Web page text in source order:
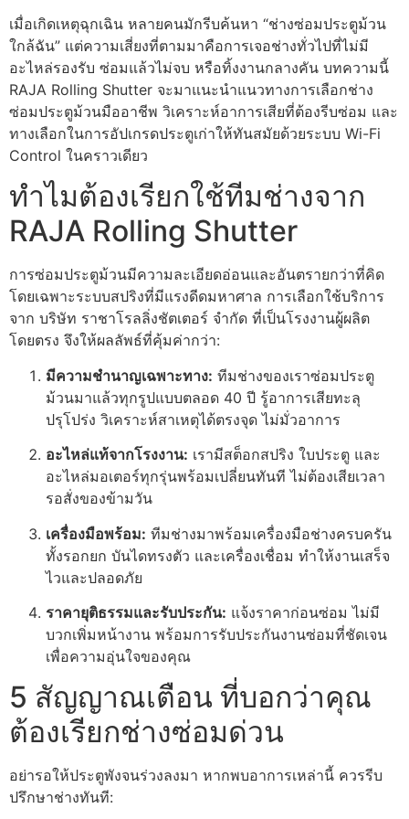
เมื่อเกิดเหตุฉุกเฉิน หลายคนมักรีบค้นหา “ช่างซ่อมประตูม้วน
ใกล้ฉัน” แต่ความเสี่ยงที่ตามมาคือการเจอช่างทั่วไปที่ไม่มี
อะไหล่รองรับ ซ่อมแล้วไม่จบ หรือทิ้งงานกลางคัน บทความนี้
RAJA Rolling Shutter จะมาแนะนำแนวทางการเลือกช่าง
ซ่อมประตูม้วนมืออาชีพ วิเคราะห์อาการเสียที่ต้องรีบซ่อม และ
ทางเลือกในการอัปเกรดประตูเก่าให้ทันสมัยด้วยระบบ Wi-Fi
Control ในคราวเดียว
ทำไมต้องเรียกใช้ทีมช่างจาก
RAJA Rolling Shutter
การซ่อมประตูม้วนมีความละเอียดอ่อนและอันตรายกว่าที่คิด
โดยเฉพาะระบบสปริงที่มีแรงดีดมหาศาล การเลือกใช้บริการ
จาก บริษัท ราชาโรลลิ่งชัตเตอร์ จำกัด ที่เป็นโรงงานผู้ผลิต
โดยตรง จึงให้ผลลัพธ์ที่คุ้มค่ากว่า:
มีความชำนาญเฉพาะทาง: ทีมช่างของเราซ่อมประตู
ม้วนมาแล้วทุกรูปแบบตลอด 40 ปี รู้อาการเสียทะลุ
ปรุโปร่ง วิเคราะห์สาเหตุได้ตรงจุด ไม่มั่วอาการ
อะไหล่แท้จากโรงงาน: เรามีสต็อกสปริง ใบประตู และ
อะไหล่มอเตอร์ทุกรุ่นพร้อมเปลี่ยนทันที ไม่ต้องเสียเวลา
รอสั่งของข้ามวัน
เครื่องมือพร้อม: ทีมช่างมาพร้อมเครื่องมือช่างครบครัน
ทั้งรอกยก บันไดทรงตัว และเครื่องเชื่อม ทำให้งานเสร็จ
ไวและปลอดภัย
ราคายุติธรรมและรับประกัน: แจ้งราคาก่อนซ่อม ไม่มี
บวกเพิ่มหน้างาน พร้อมการรับประกันงานซ่อมที่ชัดเจน
เพื่อความอุ่นใจของคุณ
5 สัญญาณเตือน ที่บอกว่าคุณ
ต้องเรียกช่างซ่อมด่วน
อย่ารอให้ประตูพังจนร่วงลงมา หากพบอาการเหล่านี้ ควรรีบ
ปรึกษาช่างทันที: